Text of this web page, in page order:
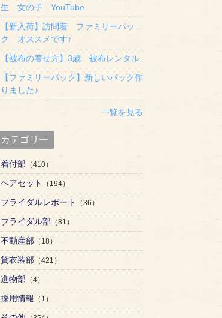
生 女の子 YouTube
【新入荷】訪問着 ファミリーパッ
ク オススメです♪
【被布の着せ方】3歳 被布レンタル
【ファミリーパック】新しいパック作
りました♪
一覧を見る
カテゴリー
着付部（410）
ヘアセット （194）
ブライダルレポート （36）
ブライダル部（81）
不動産部（18）
貸衣装部（421）
進物部（4）
採用情報 （1）